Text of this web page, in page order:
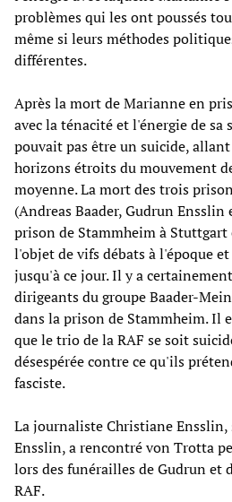
problèmes qui les ont poussés
même si leurs méthodes
différentes.
Après la mort de Marianne en
avec la ténacité et l'énergie de
pouvait pas être un suicide,
horizons étroits du mouvement
moyenne. La mort des trois
(Andreas Baader, Gudrun Ensslin
prison de Stammheim à
l'objet de vifs débats à l'époque
jusqu'à ce jour. Il y a
dirigeants du groupe Baader-
dans la prison de Stammheim. Il
que le trio de la RAF se soit
désespérée contre ce qu'ils
fasciste.
La journaliste Christiane
Ensslin, a rencontré von Trotta
lors des funérailles de Gudrun et
RAF.